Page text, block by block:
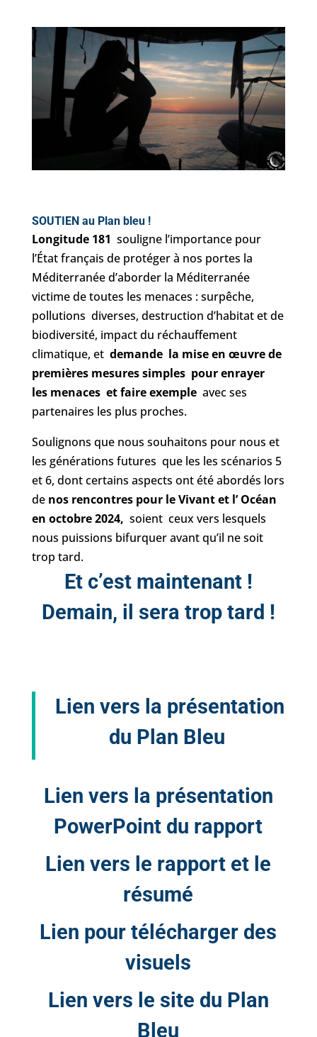
SOUTIEN au Plan bleu !
Longitude 181 souligne l’importance pour
l’État français de protéger à nos portes la
Méditerranée d’aborder la Méditerranée
victime de toutes les menaces : surpêche,
pollutions diverses, destruction d’habitat et de
biodiversité, impact du réchauffement
climatique, et demande la mise en œuvre de
premières mesures simples pour enrayer
les menaces et faire exemple avec ses
partenaires les plus proches.
Soulignons que nous souhaitons pour nous et
les générations futures que les les scénarios 5
et 6, dont certains aspects ont été abordés lors
de nos rencontres pour le Vivant et l’ Océan
en octobre 2024, soient ceux vers lesquels
nous puissions bifurquer avant qu’il ne soit
trop tard.
Et c’est maintenant !
Demain, il sera trop tard !
Lien vers la présentation
du Plan Bleu
Lien vers la présentation
PowerPoint du rapport
Lien vers le rapport et le
résumé
Lien pour télécharger des
visuels
Lien vers le site du Plan
Bleu